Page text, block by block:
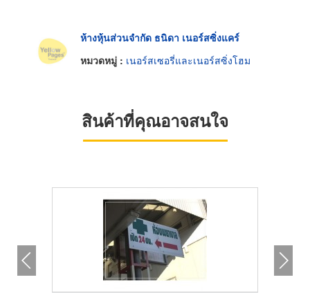
ห้างหุ้นส่วนจำกัด ธนิดา เนอร์สซิ่งแคร์
หมวดหมู่ : เนอร์สเซอรี่และเนอร์สซิ่งโฮม
สินค้าที่คุณอาจสนใจ